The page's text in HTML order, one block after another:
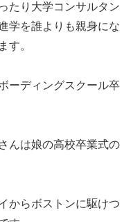
たり大学コンサルタン
学を誰よりも親身にな
す。
ーディングスクール卒
んは娘の高校卒業式の
からボストンに駆けつ